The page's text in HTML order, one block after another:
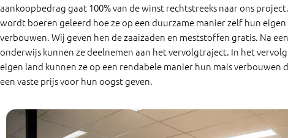
aankoopbedrag gaat 100% van de winst rechtstreeks naar ons
wordt boeren geleerd hoe ze op een duurzame manier zelf hun
verbouwen. Wij geven hen de zaaizaden en meststoffen gratis. Na
onderwijs kunnen ze deelnemen aan het vervolgtraject. In het
eigen land kunnen ze op een rendabele manier hun mais verbouwen
een vaste prijs voor hun oogst geven.